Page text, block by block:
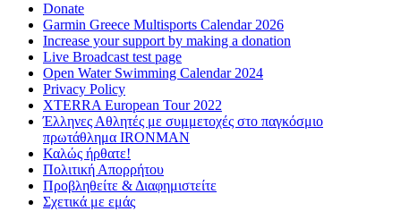
Donate
Garmin Greece Multisports Calendar 2026
Increase your support by making a donation
Live Broadcast test page
Open Water Swimming Calendar 2024
Privacy Policy
XTERRA European Tour 2022
Έλληνες Αθλητές με συμμετοχές στο παγκόσμιο
πρωτάθλημα IRONMAN
Καλώς ήρθατε!
Πολιτική Απορρήτου
Προβληθείτε & Διαφημιστείτε
Σχετικά με εμάς